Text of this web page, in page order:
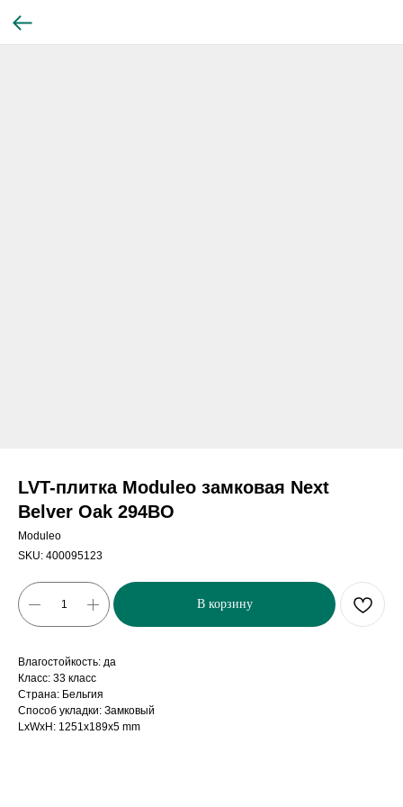
LVT-плитка Moduleo замковая Next
Belver Oak 294BO
Moduleo
SKU: 400095123
В корзину
Влагостойкость: да
Класс: 33 класс
Страна: Бельгия
Способ укладки: Замковый
LxWxH: 1251x189x5 mm